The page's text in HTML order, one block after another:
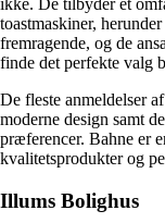
ikke. De tilbyder et
toastmaskiner,
fremragende, og de
finde det perfekte valg
De fleste anmeldelser
moderne design samt
præferencer. Bahne er
kvalitetsprodukter og
Illums Bolighus